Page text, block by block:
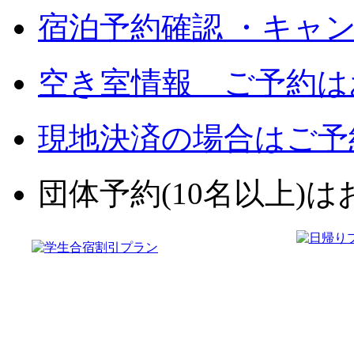
宿泊予約確認 ・キャ
空き室情報 ご予約は
現地決済の場合はご
団体予約(10名以上)は